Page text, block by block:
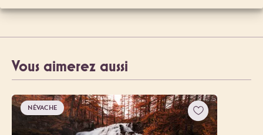
Vous aimerez aussi
NÉVACHE